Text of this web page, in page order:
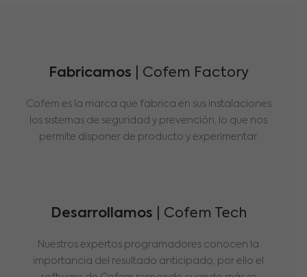
Fabricamos | Cofem Factory
Cofem es la marca que fabrica en sus instalaciones
los sistemas de seguridad y prevención, lo que nos
permite disponer de producto y experimentar.
Desarrollamos | Cofem Tech
Nuestros expertos programadores conocen la
importancia del resultado anticipado, por ello el